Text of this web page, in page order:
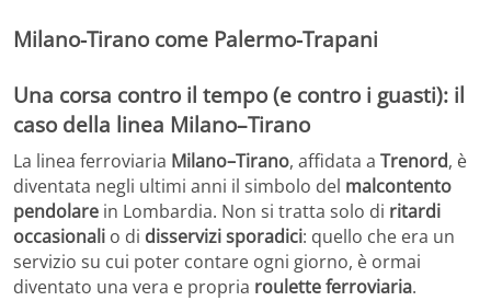
Milano-Tirano come Palermo-Trapani
Una corsa contro il tempo (e contro i guasti): il
caso della linea Milano–Tirano
La linea ferroviaria Milano–Tirano, affidata a Trenord, è
diventata negli ultimi anni il simbolo del malcontento
pendolare in Lombardia. Non si tratta solo di ritardi
occasionali o di disservizi sporadici: quello che era un
servizio su cui poter contare ogni giorno, è ormai
diventato una vera e propria roulette ferroviaria.